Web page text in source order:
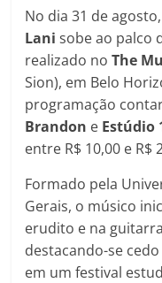
No dia 31 de
Lani sobe ao palco
realizado noThe
Sion), em Belo
programação
Brandon e Estúdio
entre R$ 10,00 e R$
Formado pela
Gerais, o músico
erudito e na
destacando-se
em um festival